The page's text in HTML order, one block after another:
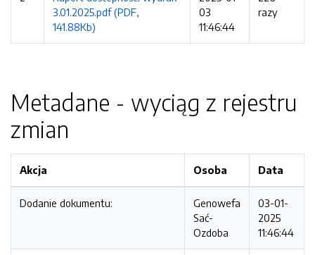
3.01.2025.pdf (PDF,
141.88Kb)
03
11:46:44
razy
Metadane - wyciąg z rejestru
zmian
Akcja Osoba Data
Dodanie dokumentu:
Genowefa
Sać-
Ozdoba
03-01-
2025
11:46:44